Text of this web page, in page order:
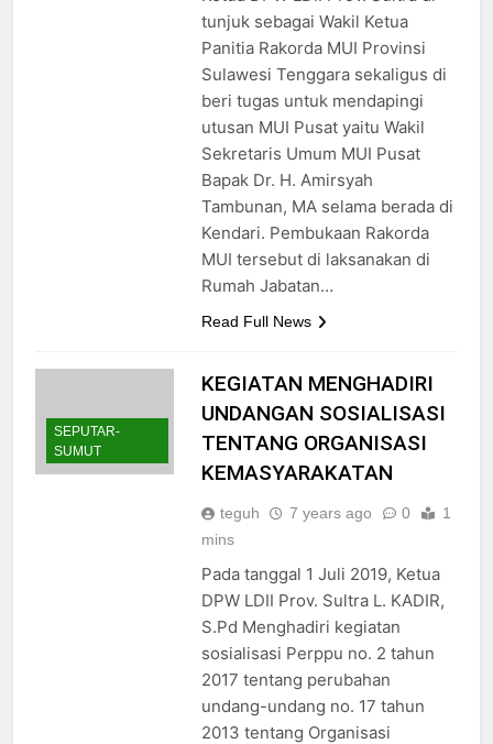
tunjuk sebagai Wakil Ketua
Panitia Rakorda MUI Provinsi
Sulawesi Tenggara sekaligus di
beri tugas untuk mendapingi
utusan MUI Pusat yaitu Wakil
Sekretaris Umum MUI Pusat
Bapak Dr. H. Amirsyah
Tambunan, MA selama berada di
Kendari. Pembukaan Rakorda
MUI tersebut di laksanakan di
Rumah Jabatan…
Read Full News
SEPUTAR-
SUMUT
KEGIATAN MENGHADIRI
UNDANGAN SOSIALISASI
TENTANG ORGANISASI
KEMASYARAKATAN
teguh 7 years ago 0
1
mins
Pada tanggal 1 Juli 2019, Ketua
DPW LDII Prov. Sultra L. KADIR,
S.Pd Menghadiri kegiatan
sosialisasi Perppu no. 2 tahun
2017 tentang perubahan
undang-undang no. 17 tahun
2013 tentang Organisasi